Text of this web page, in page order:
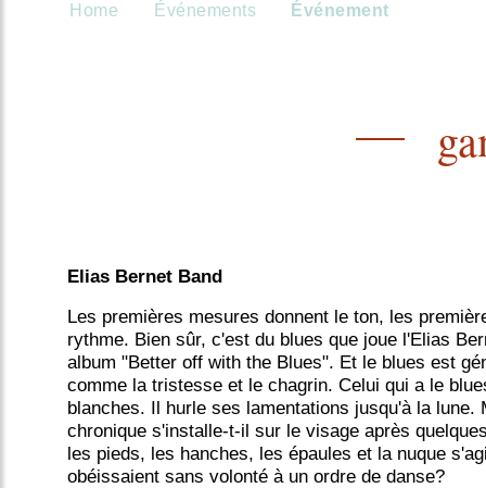
Home Événements Événement
Elias Bernet Band
Les premières mesures donnent le ton, les
rythme. Bien sûr, c'est du blues que joue l'Elias
album "Better off with the Blues". Et le blues est
comme la tristesse et le chagrin. Celui qui a le
blanches. Il hurle ses lamentations jusqu'à la lune.
chronique s'installe-t-il sur le visage après
les pieds, les hanches, les épaules et la nuque
obéissaient sans volonté à un ordre de danse?